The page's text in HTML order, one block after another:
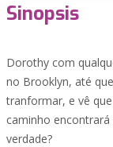
Sinopsis
Dorothy com
no Brooklyn, até
tranformar, e vê
caminho
verdade?